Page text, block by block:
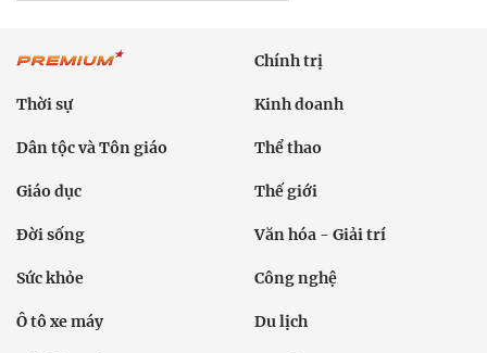
Chính trị
Thời sự Kinh doanh
Dân tộc và Tôn giáo Thể thao
Giáo dục Thế giới
Đời sống Văn hóa - Giải trí
Sức khỏe Công nghệ
Ô tô xe máy Du lịch